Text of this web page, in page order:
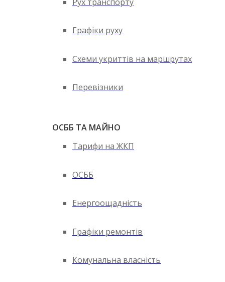
Графіки руху
Схеми укриттів на маршрутах
Перевізники
ОСББ ТА МАЙНО
Тарифи на ЖКП
ОСББ
Енергоощадність
Графіки ремонтів
Комунальна власність